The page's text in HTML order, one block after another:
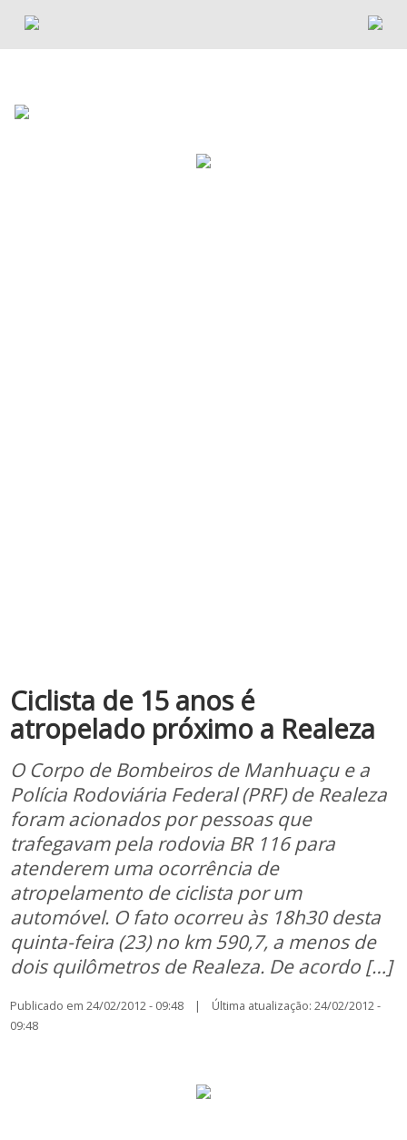
Ciclista de 15 anos é
atropelado próximo a Realeza
O Corpo de Bombeiros de Manhuaçu e a
Polícia Rodoviária Federal (PRF) de Realeza
foram acionados por pessoas que
trafegavam pela rodovia BR 116 para
atenderem uma ocorrência de
atropelamento de ciclista por um
automóvel. O fato ocorreu às 18h30 desta
quinta-feira (23) no km 590,7, a menos de
dois quilômetros de Realeza. De acordo […]
Publicado em 24/02/2012 - 09:48 | Última atualização: 24/02/2012 -
09:48